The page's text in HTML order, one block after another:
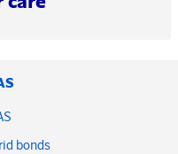
bonds